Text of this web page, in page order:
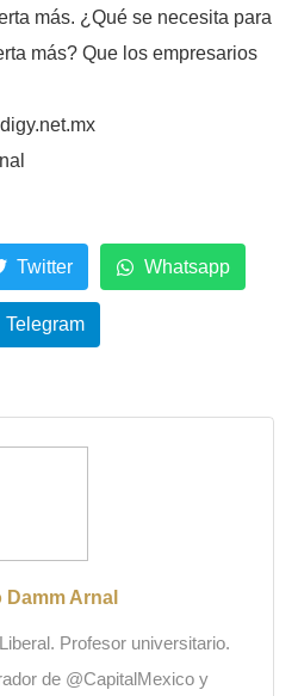
más. ¿Qué se necesita para
más? Que los empresarios
Twitter Whatsapp
Telegram
Arnal
Profesor universitario.
de @CapitalMexico y